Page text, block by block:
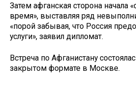
Затем афганская сторона начала
время», выставляя ряд
«порой забывая, что Россия
услуги», заявил дипломат.
Встреча по Афганистану
закрытом формате в Москве.